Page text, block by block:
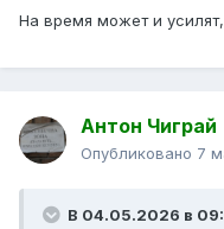
На время может и
Антон Чиграй
Опубликовано 7
В 04.05.2026 в